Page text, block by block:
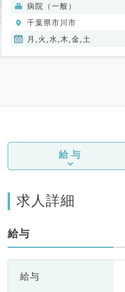
病院（一般）
千葉県市川市
月,火,水,木,金,土
給与
求人詳細
給与
給与